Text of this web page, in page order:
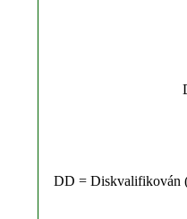
DD = Diskvalifikován